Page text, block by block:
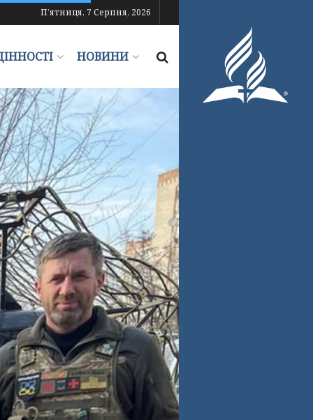
П’ятниця, 7 Серпня, 2026
НОВИНИ